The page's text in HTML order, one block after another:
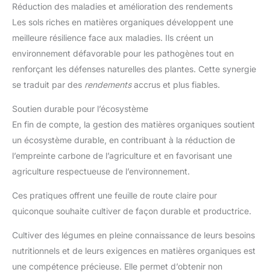
Réduction des maladies et amélioration des rendements
Les sols riches en matières organiques développent une
meilleure résilience face aux maladies. Ils créent un
environnement défavorable pour les pathogènes tout en
renforçant les défenses naturelles des plantes. Cette synergie
se traduit par des rendementsaccrus et plus fiables.
Soutien durable pour l’écosystème
En fin de compte, la gestion des matières organiques soutient
un écosystème durable, en contribuant à la réduction de
l’empreinte carbone de l’agriculture et en favorisant une
agriculture respectueuse de l’environnement.
Ces pratiques offrent une feuille de route claire pour
quiconque souhaite cultiver de façon durable et productrice.
Cultiver des légumes en pleine connaissance de leurs besoins
nutritionnels et de leurs exigences en matières organiques est
une compétence précieuse. Elle permet d’obtenir non